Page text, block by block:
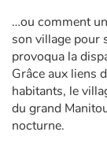
Ogres,
Héroïnes et héros
Écologie,
…ou comment
son village pour
provoqua la
Grâce aux liens
habitants, le
du grand
nocturne.